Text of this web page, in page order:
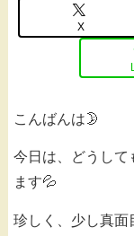
X
こんばんは🌛
今日は、どうして
ます💦
珍しく、少し真面